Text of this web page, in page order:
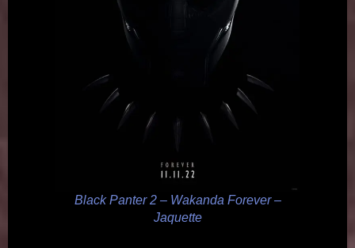
Black Panter 2 – Wakanda Forever –
Jaquette